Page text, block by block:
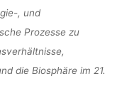
, und
Prozesse zu
die Biosphäre im 21.